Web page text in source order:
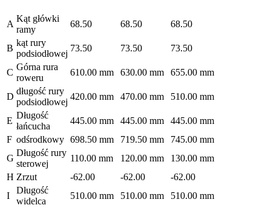
A
Kąt główki
ramy
68.50 68.50 68.50
B
kąt rury
podsiodłowej
73.50 73.50 73.50
C
Górna rura
roweru
610.00 mm 630.00 mm 655.00 mm
D
długość rury
podsiodłowej
420.00 mm 470.00 mm 510.00 mm
E
Długość
łańcucha
445.00 mm 445.00 mm
445.00 mm
F odśrodkowy 698.50 mm 719.50 mm
745.00 mm
G
Długość rury
sterowej
110.00 mm 120.00 mm
130.00 mm
H Zrzut -62.00 -62.00
-62.00
I
Długość
widelca
510.00 mm 510.00 mm
510.00 mm